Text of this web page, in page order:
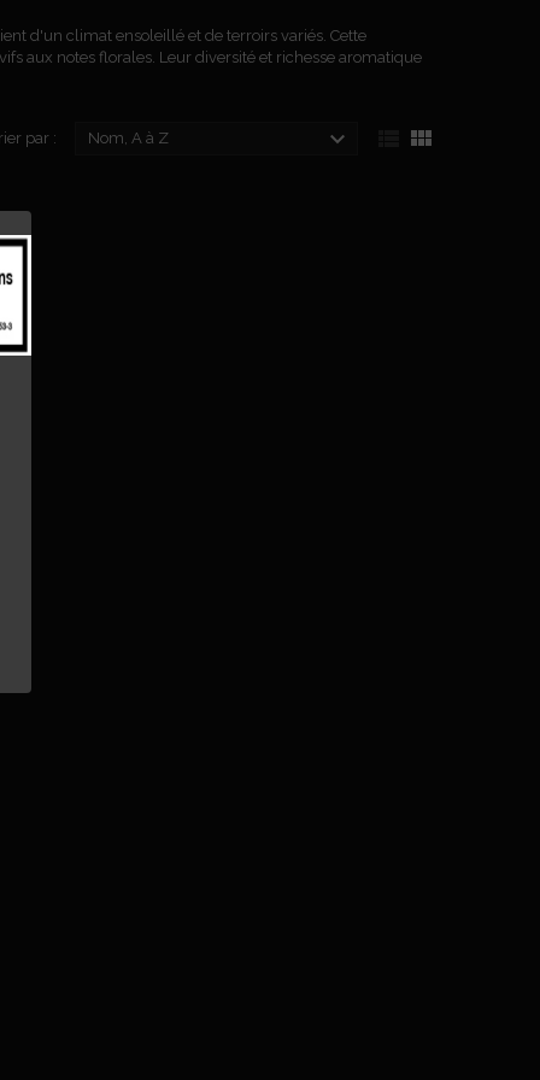
d'un climat ensoleillé et de terroirs variés. Cette
aux notes florales. Leur diversité et richesse aromatique
par : Nom, A à Z  